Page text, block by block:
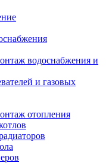
водоснабжения и
и газовых
отопления